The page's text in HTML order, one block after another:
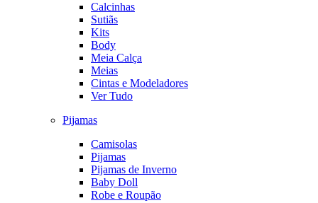
Calcinhas
Sutiãs
Kits
Body
Meia Calça
Meias
Cintas e Modeladores
Ver Tudo
Pijamas
Camisolas
Pijamas
Pijamas de Inverno
Baby Doll
Robe e Roupão